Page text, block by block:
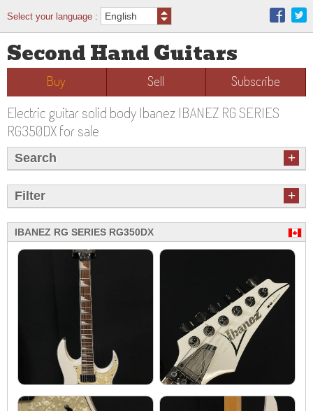
Select your language :
Second Hand Guitars
Buy Sell Subscribe
Electric guitar solid body Ibanez IBANEZ RG SERIES
RG350DX for sale
Search +
Filter +
IBANEZ RG SERIES RG350DX